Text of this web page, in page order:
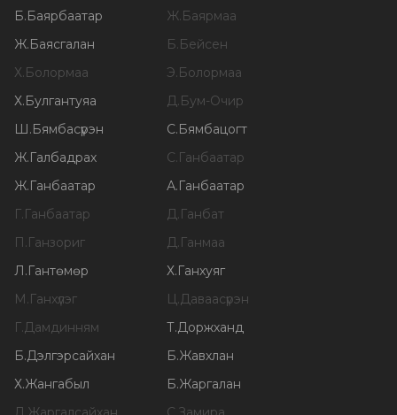
Б. Баярбаатар Ж. Баярмаа
Ж. Баясгалан Б. Бейсен
Х. Болормаа Э. Болормаа
Х. Булгантуяа Д. Бум-Очир
Ш . Бямбасүрэн С. Бямбацогт
Ж. Галбадрах С. Ганбаатар
Ж. Ганбаатар А. Ганбаатар
Г. Ганбаатар Д. Ганбат
П . Ганзориг Д. Ганмаа
Л . Гантөмөр Х. Ганхуяг
М . Ганхүлэг Ц.Даваасүрэн
Г.Дамдинням Т.Доржханд
Б.Дэлгэрсайхан Б.Жавхлан
Х.Жангабыл Б.Жаргалан